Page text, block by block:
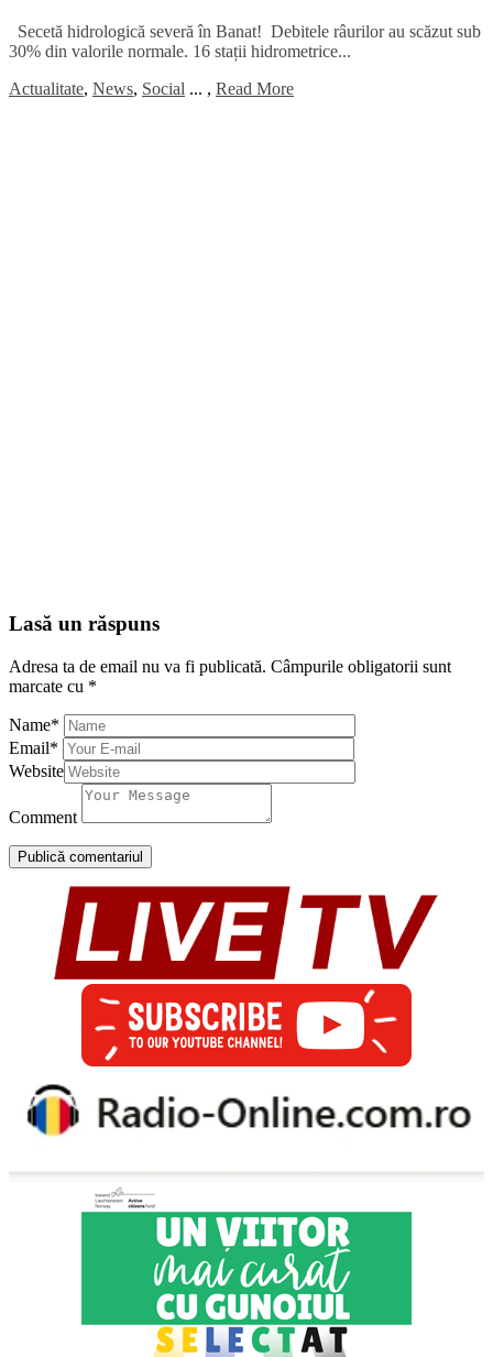
Secetă hidrologică severă în Banat! Debitele râurilor au scăzut sub
30% din valorile normale. 16 stații hidrometrice...
Actualitate, News, Social ... , Read More
Lasă un răspuns
Adresa ta de email nu va fi publicată. Câmpurile obligatorii sunt
marcate cu *
Name*
Email*
Website
Comment